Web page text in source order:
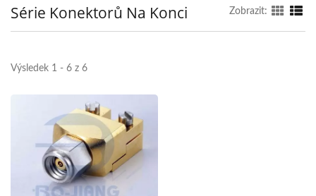
Série Konektorů Na Konci Zobrazit:
Výsledek 1 - 6 z 6